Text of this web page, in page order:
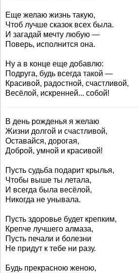
Еще желаю жизнь такую,
Чтоб лучше сказок всех была.
И загадай мечту любую —
Поверь, исполнится она.
Ну а в конце еще добавлю:
Подруга, будь всегда такой —
Красивой, радостной, счастливой,
Весёлой, искренней... собой!
В день рожденья я желаю
Жизни долгой и счастливой,
Оставайся, дорогая,
Доброй, умной и красивой!
Пусть судьба подарит крылья,
Чтобы выше ты летала,
И всегда была весёлой,
Никогда не унывала.
Пусть здоровье будет крепким,
Крепче лучшего алмаза,
Пусть печали и болезни
Не придут к тебе ни разу.
Будь прекрасною женою,